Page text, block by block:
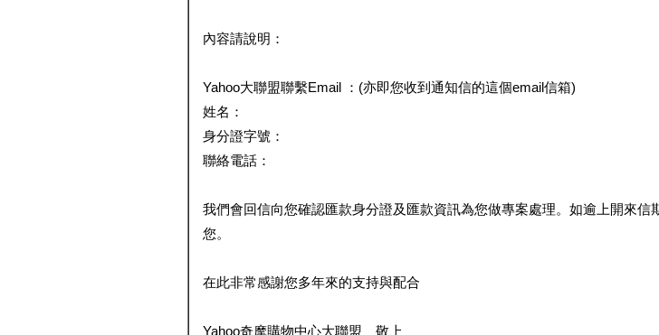
內容請說明：
Yahoo大聯盟聯繫Email ：(亦即您收到通知信的這個email信箱)
姓名：
身分證字號：
聯絡電話：
我們會回信向您確認匯款身分證及匯款資訊為您做專案處理。如逾上開來
您。
在此非常感謝您多年來的支持與配合
Yahoo奇摩購物中心大聯盟 敬上